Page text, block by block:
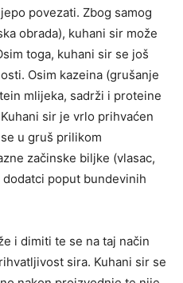
povezati. Zbog samog
obrada), kuhani sir može
toga, kuhani sir se još
Osim kazeina (grušanje
mlijeka, sadrži i proteine
sir je vrlo prihvaćen
u gruš prilikom
začinske biljke (vlasac,
poput bundevinih
i dimiti te se na taj način
sira. Kuhani sir se